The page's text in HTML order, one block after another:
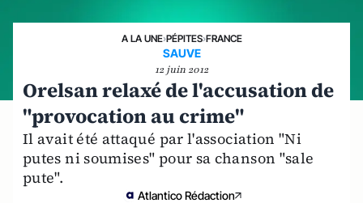
A LA UNE›PÉPITES›FRANCE
SAUVE
12 juin 2012
Orelsan relaxé de l'accusation de
"provocation au crime"
Il avait été attaqué par l'association "Ni
putes ni soumises" pour sa chanson "sale
pute".
Atlantico Rédaction